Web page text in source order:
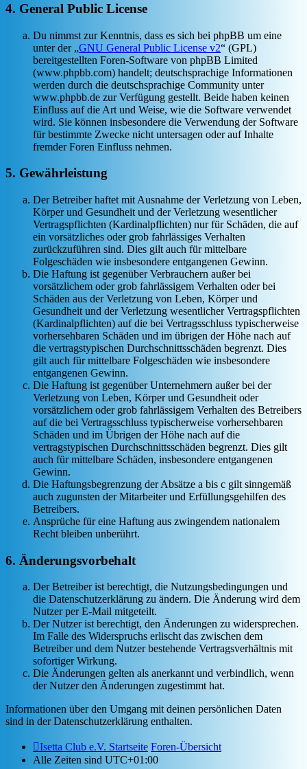
4. General Public License
Du nimmst zur Kenntnis, dass es sich bei phpBB um eine
unter der „GNU General Public License v2“ (GPL)
bereitgestellten Foren-Software von phpBB Limited
(www.phpbb.com) handelt; deutschsprachige Informationen
werden durch die deutschsprachige Community unter
www.phpbb.de zur Verfügung gestellt. Beide haben keinen
Einfluss auf die Art und Weise, wie die Software verwendet
wird. Sie können insbesondere die Verwendung der Software
für bestimmte Zwecke nicht untersagen oder auf Inhalte
fremder Foren Einfluss nehmen.
5. Gewährleistung
Der Betreiber haftet mit Ausnahme der Verletzung von Leben,
Körper und Gesundheit und der Verletzung wesentlicher
Vertragspflichten (Kardinalpflichten) nur für Schäden, die auf
ein vorsätzliches oder grob fahrlässiges Verhalten
zurückzuführen sind. Dies gilt auch für mittelbare
Folgeschäden wie insbesondere entgangenen Gewinn.
Die Haftung ist gegenüber Verbrauchern außer bei
vorsätzlichem oder grob fahrlässigem Verhalten oder bei
Schäden aus der Verletzung von Leben, Körper und
Gesundheit und der Verletzung wesentlicher Vertragspflichten
(Kardinalpflichten) auf die bei Vertragsschluss typischerweise
vorhersehbaren Schäden und im übrigen der Höhe nach auf
die vertragstypischen Durchschnittsschäden begrenzt. Dies
gilt auch für mittelbare Folgeschäden wie insbesondere
entgangenen Gewinn.
Die Haftung ist gegenüber Unternehmern außer bei der
Verletzung von Leben, Körper und Gesundheit oder
vorsätzlichem oder grob fahrlässigem Verhalten des Betreibers
auf die bei Vertragsschluss typischerweise vorhersehbaren
Schäden und im Übrigen der Höhe nach auf die
vertragstypischen Durchschnittsschäden begrenzt. Dies gilt
auch für mittelbare Schäden, insbesondere entgangenen
Gewinn.
Die Haftungsbegrenzung der Absätze a bis c gilt sinngemäß
auch zugunsten der Mitarbeiter und Erfüllungsgehilfen des
Betreibers.
Ansprüche für eine Haftung aus zwingendem nationalem
Recht bleiben unberührt.
6. Änderungsvorbehalt
Der Betreiber ist berechtigt, die Nutzungsbedingungen und
die Datenschutzerklärung zu ändern. Die Änderung wird dem
Nutzer per E-Mail mitgeteilt.
Der Nutzer ist berechtigt, den Änderungen zu widersprechen.
Im Falle des Widerspruchs erlischt das zwischen dem
Betreiber und dem Nutzer bestehende Vertragsverhältnis mit
sofortiger Wirkung.
Die Änderungen gelten als anerkannt und verbindlich, wenn
der Nutzer den Änderungen zugestimmt hat.
Informationen über den Umgang mit deinen persönlichen Daten
sind in der Datenschutzerklärung enthalten.
Isetta Club e.V. Startseite Foren-Übersicht
Alle Zeiten sind UTC+01:00